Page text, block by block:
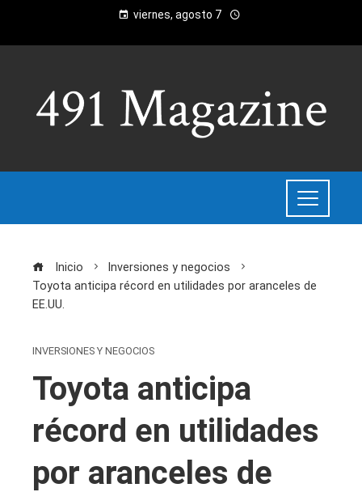
viernes, agosto 7
Inicio
Inversiones y negocios
Toyota anticipa récord en utilidades por aranceles de
EE.UU.
INVERSIONES Y NEGOCIOS
Toyota anticipa
récord en utilidades
por aranceles de